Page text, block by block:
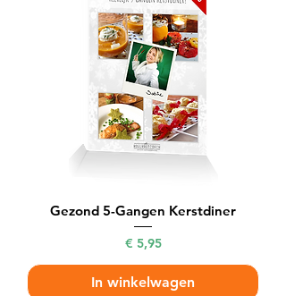
Gezond 5-Gangen Kerstdiner
Prijs
€ 5,95
In winkelwagen